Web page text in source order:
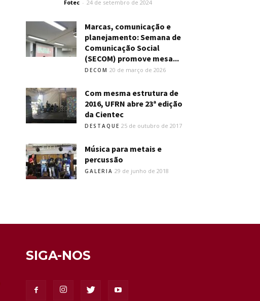
Fotec - 24 de setembro de 2024
Marcas, comunicação e
planejamento: Semana de
Comunicação Social
(SECOM) promove mesa...
DECOM 20 de março de 2026
Com mesma estrutura de
2016, UFRN abre 23ª edição
da Cientec
DESTAQUE 25 de outubro de 2017
Música para metais e
percussão
GALERIA 29 de junho de 2018
SIGA-NOS